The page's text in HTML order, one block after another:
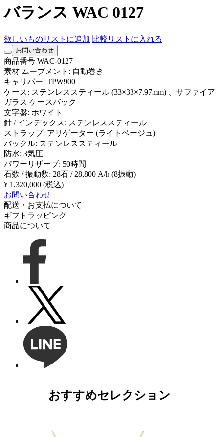
バランス WAC 0127
欲しいものリストに追加 比較リストに入れる
お問い合わせ
商品番号 WAC-0127
素材 ムーブメント: 自動巻き
キャリバー: TPW900
ケース: ステンレススティール (33×33×7.97mm) 、サファイア
ガラス ケースバック
文字盤: ホワイト
針 / インデックス: ステンレススティール
ストラップ: アリゲーター (ライトベージュ)
バックル: ステンレススティール
防水: 3気圧
パワーリザーブ: 50時間
石数 / 振動数: 28石 / 28,800 A/h (8振動)
¥ 1,320,000 (税込)
お問い合わせ
配送・お支払について
ギフトラッピング
商品について
おすすめセレクション